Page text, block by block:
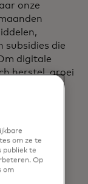
onze
subsidies die
digitale
herstel, groei
om ze te
publiek te
Op
om